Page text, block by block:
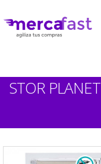
STOR PLANET